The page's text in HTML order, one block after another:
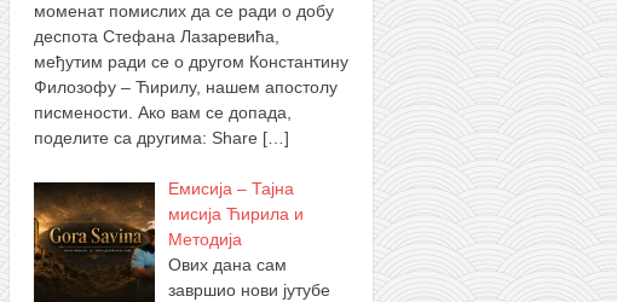
моменат помислих да се ради о добу
деспота Стефана Лазаревића,
међутим ради се о другом Константину
Филозофу – Ћирилу, нашем апостолу
писмености. Ако вам се допада,
поделите са другима: Share […]
Емисија – Тајна
мисија Ћирила и
Методија
Ових дана сам
завршио нови јутубе